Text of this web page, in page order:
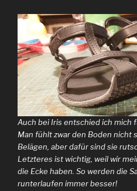
Auch bei Iris entschied ich mich
Man fühlt zwar den Boden nicht
Belägen, aber dafür sind sie
Letzteres ist wichtig, weil wir
die Ecke haben. So werden die
runterlaufen immer besser!